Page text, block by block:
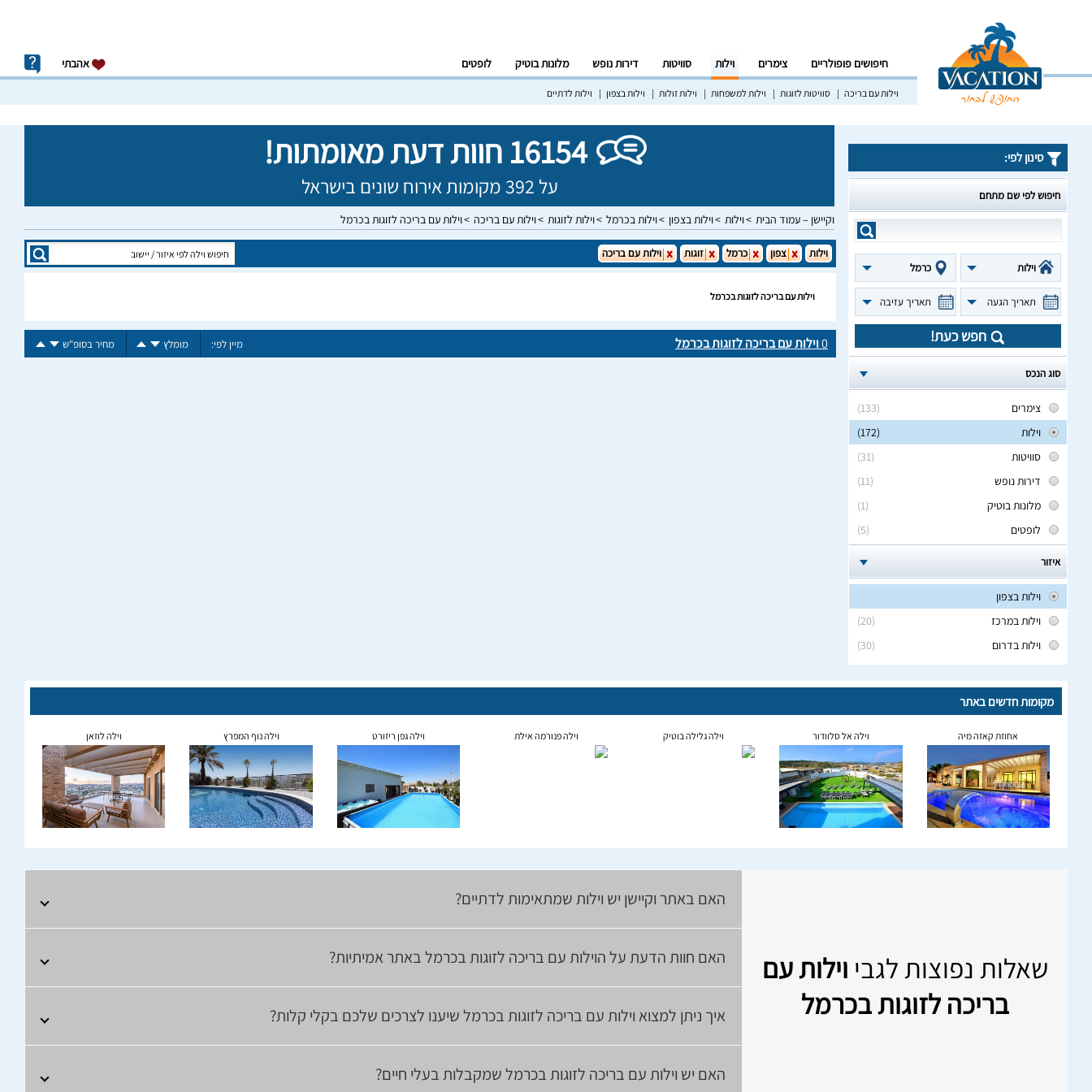
חיפושים פופולריים צימרים וילות סוויטות דירות נופש מלונות בוטיק לופטים אהבתי
וילות עם בריכה סוויטות לזוגות וילות למשפחות וילות זולות וילות בצפון וילות לדתיים
16154 חוות דעת מאומתות!
על 392 מקומות אירוח שונים בישראל
וקיישן – עמוד הבית וילות וילות בצפון וילות בכרמל וילות לזוגות וילות עם בריכה וילות עם בריכה לזוגות בכרמל
סינון לפי:
חיפוש לפי שם מתחם
וילות כרמל
תאריך הגעה תאריך עזיבה
חפש כעת!
סוג הנכס
(133)
צימרים
(172)
וילות
(31)
סוויטות
(11)
דירות נופש
(1)
מלונות בוטיק
(5)
לופטים
איזור
וילות בצפון
(20)
וילות במרכז
(30)
וילות בדרום
וילות צפון כרמל זוגות וילות עם בריכה
וילות עם בריכה לזוגות בכרמל
0וילות עם בריכה לזוגות בכרמל מיין לפי: מומלץ מחיר בסופ"ש
מקומות חדשים באתר
אחוזת קאזה מיה וילה אל סלוודור וילה גלילה בוטיק וילה פנורמה אילת וילה גפן ריזורט וילה נוף המפרץ וילה לוזאן
שאלות נפוצות לגבי וילות עם
בריכה לזוגות בכרמל
האם באתר וקיישן יש וילות שמתאימות לדתיים?
האם חוות הדעת על הוילות עם בריכה לזוגות בכרמל באתר אמיתיות?
איך ניתן למצוא וילות עם בריכה לזוגות בכרמל שיענו לצרכים שלכם בקלי קלות?
האם יש וילות עם בריכה לזוגות בכרמל שמקבלות בעלי חיים?